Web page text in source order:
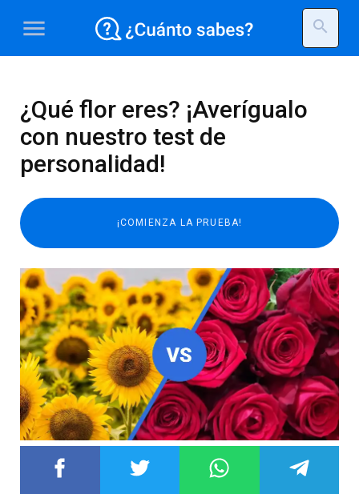
menu search
¿Qué flor eres? ¡Averígualo
con nuestro test de
personalidad!